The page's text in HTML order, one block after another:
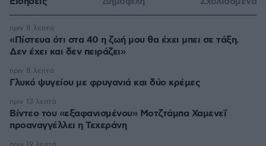
«Πίστευα ότι στα 40 η ζωή μου θα έχει μπει σε τάξη.
Δεν έχει και δεν πειράζει»
πριν 8 λεπτά
Γλυκό ψυγείου με φρυγανιά και δύο κρέμες
πριν 8 λεπτά
Βίντεο του «εξαφανισμένου» Μοτζτάμπα Χαμενεΐ
προαναγγέλλει η Τεχεράνη
πριν 13 λεπτά